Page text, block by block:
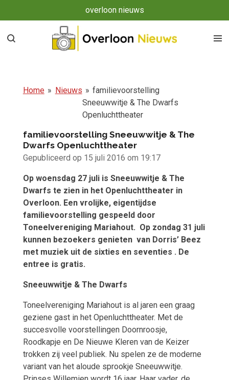
direct
naar
overloon nieuws
Home » Nieuws » familievoorstelling
Sneeuwwitje & The Dwarfs
Openluchttheater
familievoorstelling Sneeuwwitje & The
Dwarfs Openluchttheater
Gepubliceerd op 15 juli 2016 om 19:17
Op woensdag 27 juli is Sneeuwwitje & The
Dwarfs te zien in het Openluchttheater in
Overloon. Een vrolijke, eigentijdse
familievoorstelling gespeeld door
Toneelvereniging Mariahout. Op zondag 31 juli
kunnen bezoekers genieten van Dorris’ Beez
met muziek uit de sixties en seventies . De
entree is gratis.
Sneeuwwitje & The Dwarfs
Toneelvereniging Mariahout is al jaren een graag
geziene gast in het Openluchttheater. Met de
succesvolle voorstellingen Doornroosje,
Roodkapje en De Nieuwe Kleren van de Keizer
trokken zij veel publiek. Nu spelen ze de moderne
variant van het aloude sprookje Sneeuwwitje.